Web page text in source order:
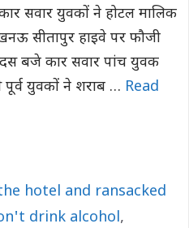
सवार युवकों ने होटल मालिक
सीतापुर हाइवे पर फौजी
दस बजे कार सवार पांच युवक
युवकों ने शराब … Read
hotel and ransacked
drink alcohol,